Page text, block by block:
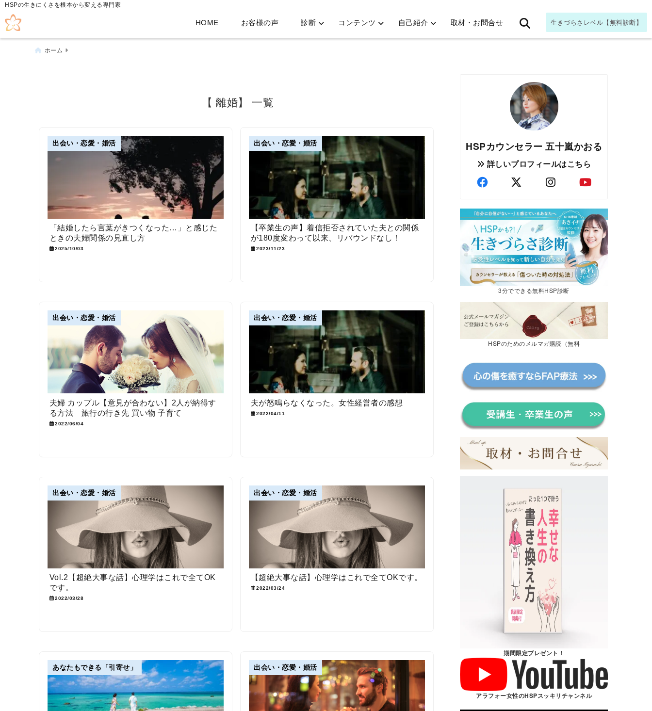
HSPの生きにくさを根本から変える専門家
HOME お客様の声 診断 コンテンツ 自己紹介 取材・お問合せ 生きづらさレベル【無料診断】
ホーム
【 離婚】 一覧
出会い・恋愛・婚活
「結婚したら言葉がきつくなった…」と感じた
ときの夫婦関係の見直し方
2025/10/03
出会い・恋愛・婚活
【卒業生の声】着信拒否されていた夫との関係
が180度変わって以来、リバウンドなし！
2023/11/23
出会い・恋愛・婚活
夫婦 カップル【意見が合わない】2人が納得す
る方法 旅行の行き先 買い物 子育て
2022/06/04
出会い・恋愛・婚活
夫が怒鳴らなくなった。女性経営者の感想
2022/04/11
出会い・恋愛・婚活
Vol.2【超絶大事な話】心理学はこれで全てOK
です。
2022/03/28
出会い・恋愛・婚活
【超絶大事な話】心理学はこれで全てOKです。
2022/03/24
あなたもできる「引寄せ」 出会い・恋愛・婚活
HSPカウンセラー 五十嵐かおる
詳しいプロフィールはこちら
3分でできる無料HSP診断
HSPのためのメルマガ購読（無料
期間限定プレゼント！
アラフォー女性のHSPスッキリチャンネル